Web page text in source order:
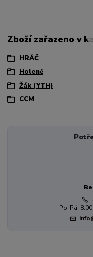
Zboží zařazeno v
HRÁČ
Holeně
Žák (YTH)
CCM
Po-Pá,